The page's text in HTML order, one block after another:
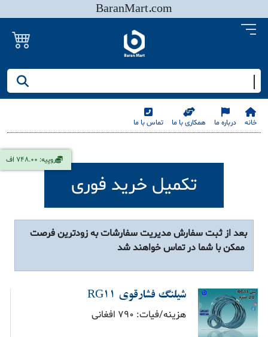
BaranMart.com
خانه درباره ما همکاری با ما تماس با ما
روپیه: 748.00 اف
تکمیل خرید فوری
بعد از ثبت سفارش مدیریت سفارشات به زودترین فرصت
ممکن با شما در تماس خواهند شد
شیلنگ فشارقوی RG11
هزینه/فیات: 790 افغانی